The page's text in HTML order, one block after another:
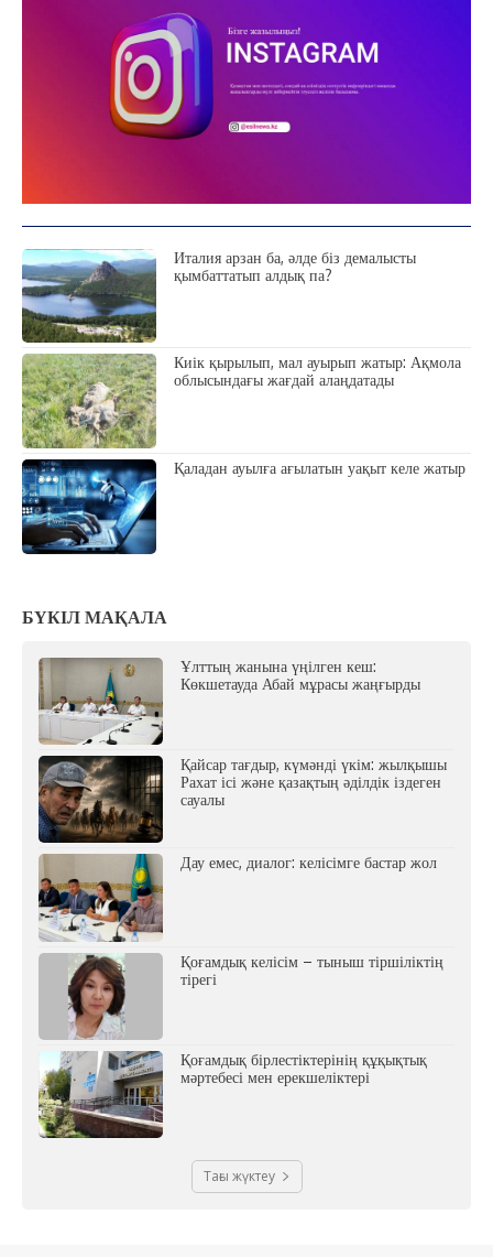
АРНАЙЫ ЖОБА
ӘЛЕУМЕТ
ФОТО ДӘЙЕК
14.2 C Kokshetau
Жоба туралы Байланыс
Италия арзан ба, әлде біз демалысты
қымбаттатып алдық па?
Киік қырылып, мал ауырып жатыр: Ақмола
облысындағы жағдай алаңдатады
Қаладан ауылға ағылатын уақыт келе жатыр
БҮКІЛ МАҚАЛА
Ұлттың жанына үңілген кеш:
Көкшетауда Абай мұрасы жаңғырды
Қайсар тағдыр, күмәнді үкім: жылқышы
Рахат ісі және қазақтың әділдік іздеген
сауалы
Дау емес, диалог: келісімге бастар жол
Қоғамдық келісім – тыныш тіршіліктің
тірегі
Қоғамдық бірлестіктерінің құқықтық
мәртебесі мен ерекшеліктері
Тағы жүктеу